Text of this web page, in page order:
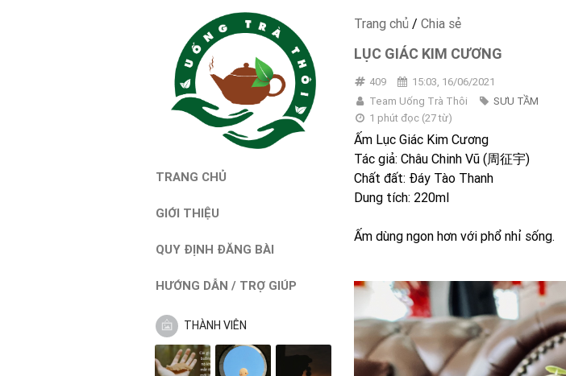
TRANG CHỦ
GIỚI THIỆU
QUY ĐỊNH ĐĂNG BÀI
HƯỚNG DẪN / TRỢ GIÚP
THÀNH VIÊN
Trang chủ / Chia sẻ
LỤC GIÁC KIM CƯƠNG
409
15:03, 16/06/2021
Team Uống Trà Thôi
SƯU TẦM
1 phút đọc(27từ)
Ấm Lục Giác Kim Cương
Tác giả: Châu Chinh Vũ (周征宇)
Chất đất: Đáy Tào Thanh
Dung tích: 220ml
Ấm dùng ngon hơn với phổ nhỉ sống.